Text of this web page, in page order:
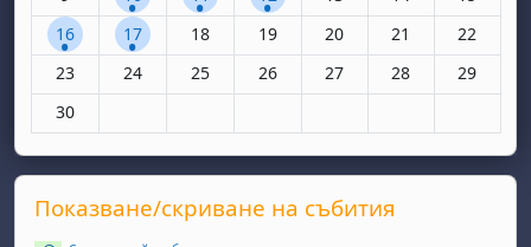
1 събитие, понеделник, 16 юни
16 1 събитие, вторник, 17 юни
17 Няма събития, сряда, 18 юни
18 Няма събития, четвъртък, 19 юни
19 Няма събития, петък, 20
20 Няма събития,
21 Няма
22
Няма събития, понеделник, 23 юни
23 Няма събития, вторник, 24 юни
24 Няма събития, сряда, 25 юни
25 Няма събития, четвъртък, 26 юни
26 Няма събития, петък, 27
27 Няма събития,
28 Няма
29
Няма събития, понеделник, 30 юни
30
Supplementary blocks
Прескочи Показване/скриване на събития
Показване/скриване на събития